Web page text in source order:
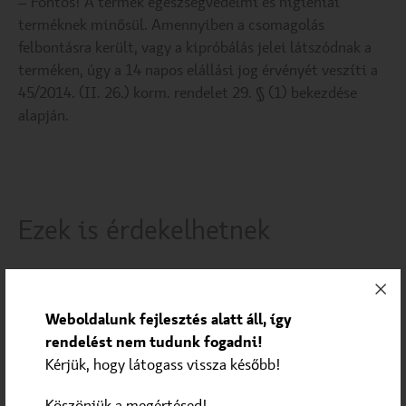
– Fontos! A termék egészségvédelmi és higiéniai
terméknek minősül. Amennyiben a csomagolás
felbontásra került, vagy a kipróbálás jelei látszódnak a
terméken, úgy a 14 napos elállási jog érvényét veszíti a
45/2014. (II. 26.) korm. rendelet 29. § (1) bekezdése
alapján.
Weboldalunk fejlesztés alatt áll, így
rendelést nem tudunk fogadni!
Kérjük, hogy látogass vissza később!